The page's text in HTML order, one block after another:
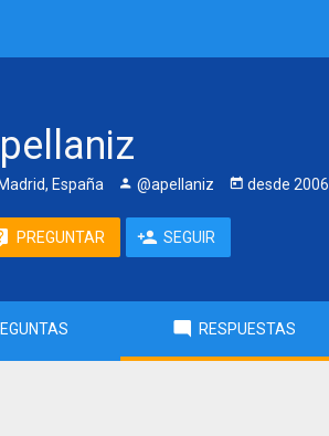
Madrid, España @apellaniz desde 2006
PREGUNTAR SEGUIR
RESPUESTAS